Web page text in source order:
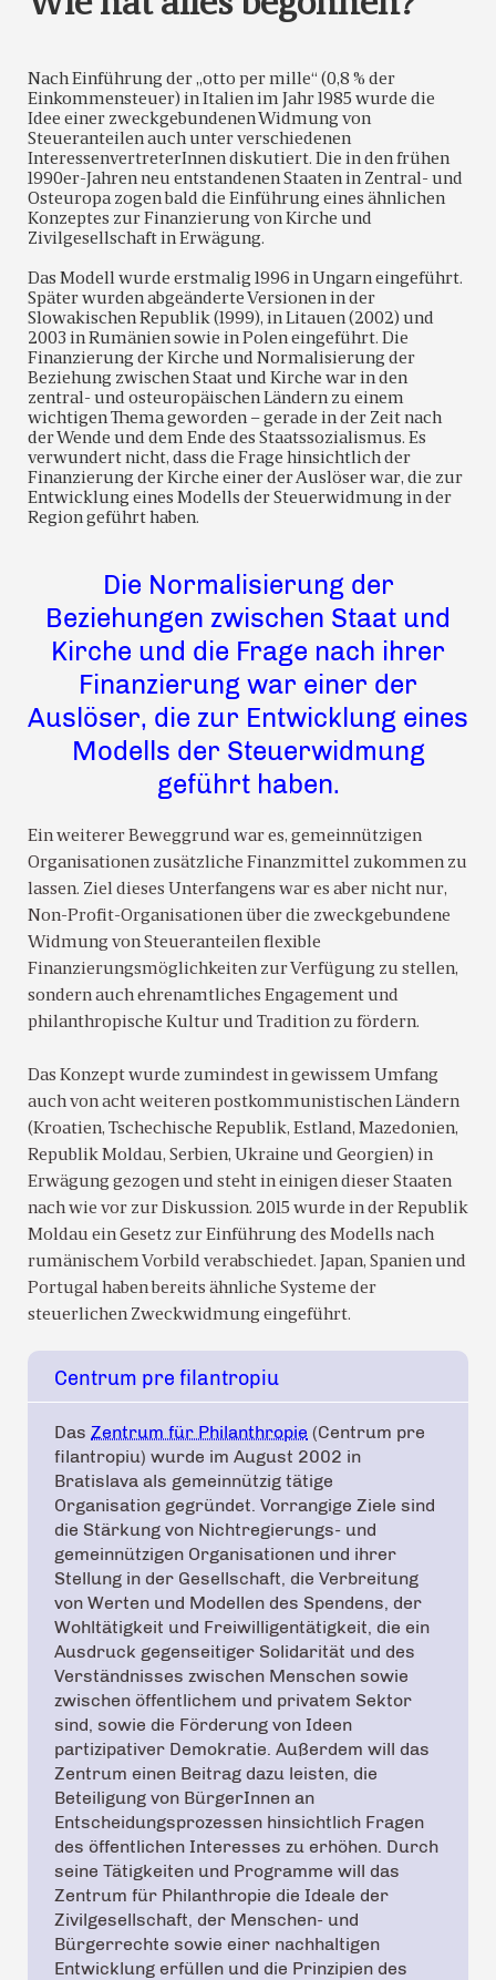
Nach Einführung der „otto per mille“ (0,8 % der
Einkommensteuer) in Italien im Jahr 1985 wurde die
Idee einer zweckgebundenen Widmung von
Steueranteilen auch unter verschiedenen
InteressenvertreterInnen diskutiert. Die in den frühen
1990er-Jahren neu entstandenen Staaten in Zentral- und
Osteuropa zogen bald die Einführung eines ähnlichen
Konzeptes zur Finanzierung von Kirche und
Zivilgesellschaft in Erwägung.
Das Modell wurde erstmalig 1996 in Ungarn eingeführt.
Später wurden abgeänderte Versionen in der
Slowakischen Republik (1999), in Litauen (2002) und
2003 in Rumänien sowie in Polen eingeführt. Die
Finanzierung der Kirche und Normalisierung der
Beziehung zwischen Staat und Kirche war in den
zentral- und osteuropäischen Ländern zu einem
wichtigen Thema geworden – gerade in der Zeit nach
der Wende und dem Ende des Staatssozialismus. Es
verwundert nicht, dass die Frage hinsichtlich der
Finanzierung der Kirche einer der Auslöser war, die zur
Entwicklung eines Modells der Steuerwidmung in der
Region geführt haben.
Die Normalisierung der
Beziehungen zwischen Staat und
Kirche und die Frage nach ihrer
Finanzierung war einer der
Auslöser, die zur Entwicklung eines
Modells der Steuerwidmung
geführt haben.
Ein weiterer Beweggrund war es, gemeinnützigen
Organisationen zusätzliche Finanzmittel zukommen zu
lassen. Ziel dieses Unterfangens war es aber nicht nur,
Non-Profit-Organisationen über die zweckgebundene
Widmung von Steueranteilen flexible
Finanzierungsmöglichkeiten zur Verfügung zu stellen,
sondern auch ehrenamtliches Engagement und
philanthropische Kultur und Tradition zu fördern.
Das Konzept wurde zumindest in gewissem Umfang
auch von acht weiteren postkommunistischen Ländern
(Kroatien, Tschechische Republik, Estland, Mazedonien,
Republik Moldau, Serbien, Ukraine und Georgien) in
Erwägung gezogen und steht in einigen dieser Staaten
nach wie vor zur Diskussion. 2015 wurde in der Republik
Moldau ein Gesetz zur Einführung des Modells nach
rumänischem Vorbild verabschiedet. Japan, Spanien und
Portugal haben bereits ähnliche Systeme der
steuerlichen Zweckwidmung eingeführt.
Centrum pre filantropiu
Das Zentrum für Philanthropie (Centrum pre
filantropiu) wurde im August 2002 in
Bratislava als gemeinnützig tätige
Organisation gegründet. Vorrangige Ziele sind
die Stärkung von Nichtregierungs- und
gemeinnützigen Organisationen und ihrer
Stellung in der Gesellschaft, die Verbreitung
von Werten und Modellen des Spendens, der
Wohltätigkeit und Freiwilligentätigkeit, die ein
Ausdruck gegenseitiger Solidarität und des
Verständnisses zwischen Menschen sowie
zwischen öffentlichem und privatem Sektor
sind, sowie die Förderung von Ideen
partizipativer Demokratie. Außerdem will das
Zentrum einen Beitrag dazu leisten, die
Beteiligung von BürgerInnen an
Entscheidungsprozessen hinsichtlich Fragen
des öffentlichen Interesses zu erhöhen. Durch
seine Tätigkeiten und Programme will das
Zentrum für Philanthropie die Ideale der
Zivilgesellschaft, der Menschen- und
Bürgerrechte sowie einer nachhaltigen
Entwicklung erfüllen und die Prinzipien des